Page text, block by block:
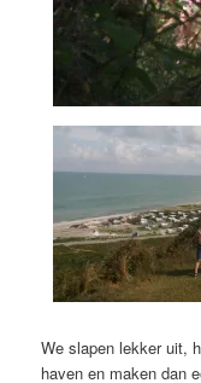
We slapen lekker uit,
haven en maken dan